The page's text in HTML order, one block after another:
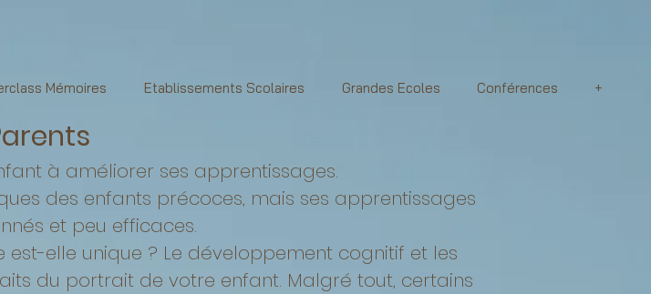
Mémoires Etablissements Scolaires Grandes Ecoles Conférences +
à améliorer ses apprentissages.
des enfants précoces, mais ses apprentissages
et peu efficaces.
elle unique ? Le développement cognitif et les
du portrait de votre enfant. Malgré tout, certains